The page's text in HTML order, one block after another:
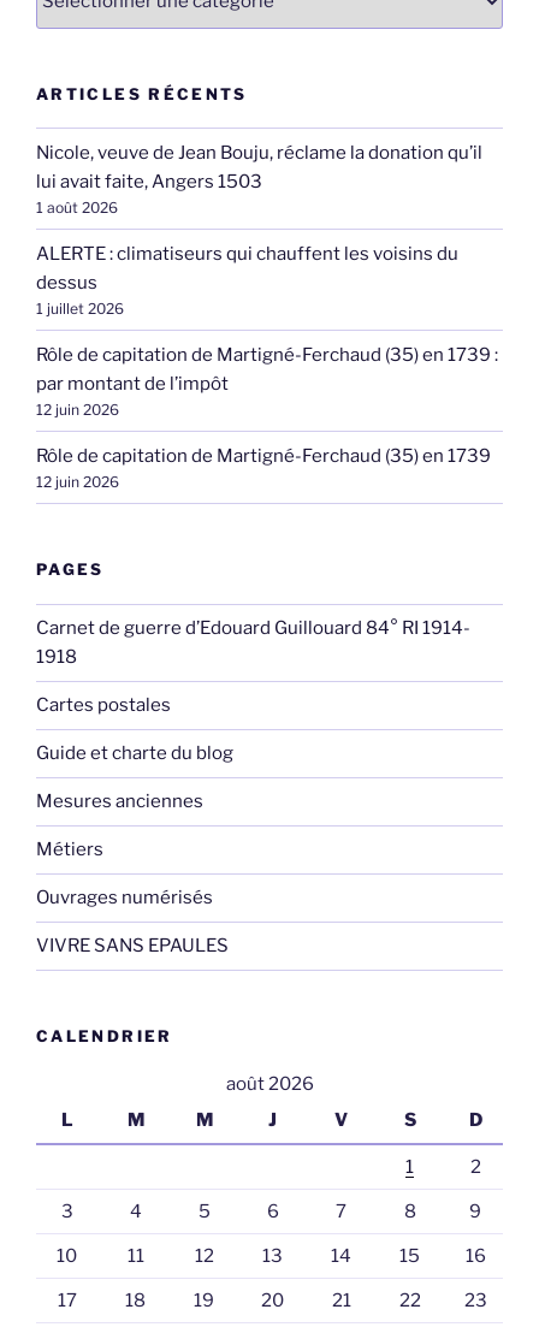
ARTICLES RÉCENTS
Nicole, veuve de Jean Bouju, réclame la donation qu’il
lui avait faite, Angers 1503
1 août 2026
ALERTE : climatiseurs qui chauffent les voisins du
dessus
1 juillet 2026
Rôle de capitation de Martigné-Ferchaud (35) en 1739 :
par montant de l’impôt
12 juin 2026
Rôle de capitation de Martigné-Ferchaud (35) en 1739
12 juin 2026
PAGES
Carnet de guerre d’Edouard Guillouard 84° RI 1914-
1918
Cartes postales
Guide et charte du blog
Mesures anciennes
Métiers
Ouvrages numérisés
VIVRE SANS EPAULES
CALENDRIER
août 2026
L
M M J V S D
1 2
3 4 5 6 7 8 9
10 11 12 13 14 15 16
17 18 19 20 21 22 23